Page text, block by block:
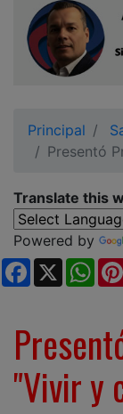
Principal
Presentó
Translate this
Powered by
Facebook
X
"Vivir y
Reportero
Ciudadano